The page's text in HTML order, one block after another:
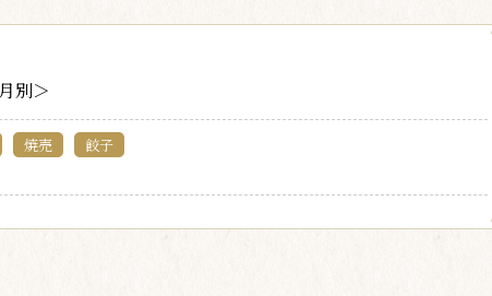
別＞
焼売 餃子